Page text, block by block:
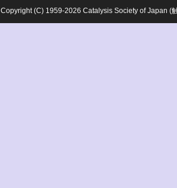
Copyright (C) 1959-2026 Catalysis Society of Japan (